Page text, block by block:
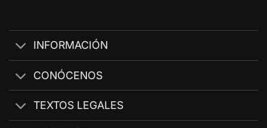
INFORMACIÓN
CONÓCENOS
TEXTOS LEGALES